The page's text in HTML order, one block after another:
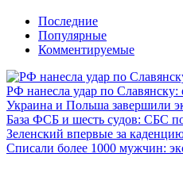
Последние
Популярные
Комментируемые
РФ нанесла удар по
Украина и Польша завершили
База ФСБ и шесть судов: СБС
Зеленский впервые за
Списали более 1000 мужчин: